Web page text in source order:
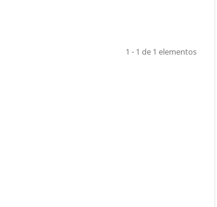
1 - 1 de 1 elementos